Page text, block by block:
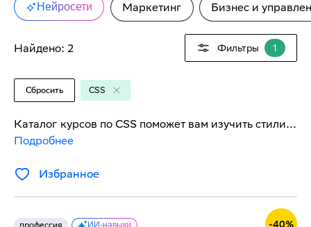
Нейросети Маркетинг Бизнес и
CSS
Сбросить
Каталог курсов по CSS поможет вам изучить стилизацию веб-страниц, работу с адаптивным дизайном и анимацией. Подборка курсов охватывает основные принципы верстки, взаимодействие с HTML и JavaScript, а также создание эффектных интерфейсов. CSS играет ключевую роль в веб-разработке, позволяя контролировать внешний вид сайтов. Освоив CSS, вы сможете создавать современные и удобные веб-ресурсы.
Подробнее
Найдено: 2 Фильтры 1
Избранное
-40%
профессия ИИ-навыки